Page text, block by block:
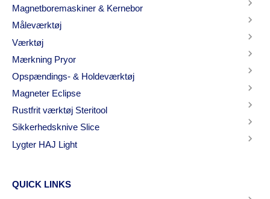
Magnetboremaskiner & Kernebor
Måleværktøj
Værktøj
Mærkning Pryor
Opspændings- & Holdeværktøj
Magneter Eclipse
Rustfrit værktøj Steritool
Sikkerhedsknive Slice
Lygter HAJ Light
QUICK LINKS